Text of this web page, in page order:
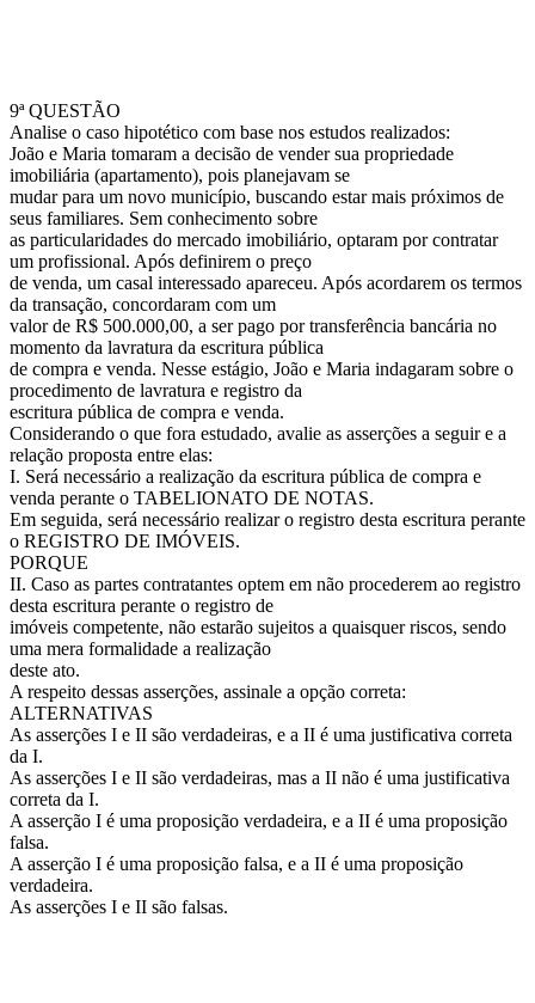
9ª QUESTÃO
Analise o caso hipotético com base nos estudos realizados:
João e Maria tomaram a decisão de vender sua propriedade
imobiliária (apartamento), pois planejavam se
mudar para um novo município, buscando estar mais próximos de
seus familiares. Sem conhecimento sobre
as particularidades do mercado imobiliário, optaram por contratar
um profissional. Após definirem o preço
de venda, um casal interessado apareceu. Após acordarem os termos
da transação, concordaram com um
valor de R$ 500.000,00, a ser pago por transferência bancária no
momento da lavratura da escritura pública
de compra e venda. Nesse estágio, João e Maria indagaram sobre o
procedimento de lavratura e registro da
escritura pública de compra e venda.
Considerando o que fora estudado, avalie as asserções a seguir e a
relação proposta entre elas:
I. Será necessário a realização da escritura pública de compra e
venda perante o TABELIONATO DE NOTAS.
Em seguida, será necessário realizar o registro desta escritura perante
o REGISTRO DE IMÓVEIS.
PORQUE
II. Caso as partes contratantes optem em não procederem ao registro
desta escritura perante o registro de
imóveis competente, não estarão sujeitos a quaisquer riscos, sendo
uma mera formalidade a realização
deste ato.
A respeito dessas asserções, assinale a opção correta:
ALTERNATIVAS
As asserções I e II são verdadeiras, e a II é uma justificativa correta
da I.
As asserções I e II são verdadeiras, mas a II não é uma justificativa
correta da I.
A asserção I é uma proposição verdadeira, e a II é uma proposição
falsa.
A asserção I é uma proposição falsa, e a II é uma proposição
verdadeira.
As asserções I e II são falsas.